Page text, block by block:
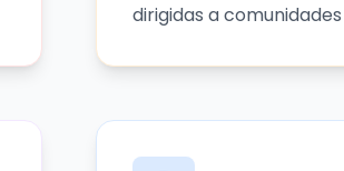
dirigidas a